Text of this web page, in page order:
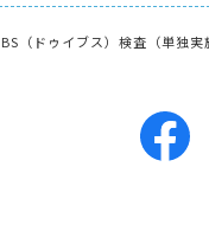
（ドゥイブス）検査（単独